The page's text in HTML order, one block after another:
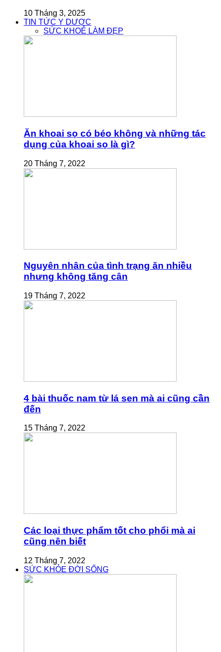
10 Tháng 3, 2025
TIN TỨC Y DƯỢC
SỨC KHOẺ LÀM ĐẸP
Ăn khoai sọ có béo không và những tác
dụng của khoai sọ là gì?
20 Tháng 7, 2022
Nguyên nhân của tình trạng ăn nhiều
nhưng không tăng cân
19 Tháng 7, 2022
4 bài thuốc nam từ lá sen mà ai cũng cần
đến
15 Tháng 7, 2022
Các loại thực phẩm tốt cho phổi mà ai
cũng nên biết
12 Tháng 7, 2022
SỨC KHỎE ĐỜI SỐNG